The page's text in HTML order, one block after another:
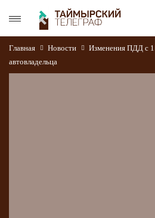
Главная Новости
Изменения ПДД с 1
автовладельца